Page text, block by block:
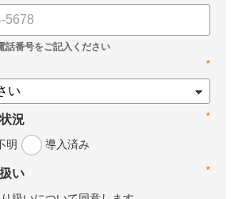
*
*
況
明 導入済み
*
い